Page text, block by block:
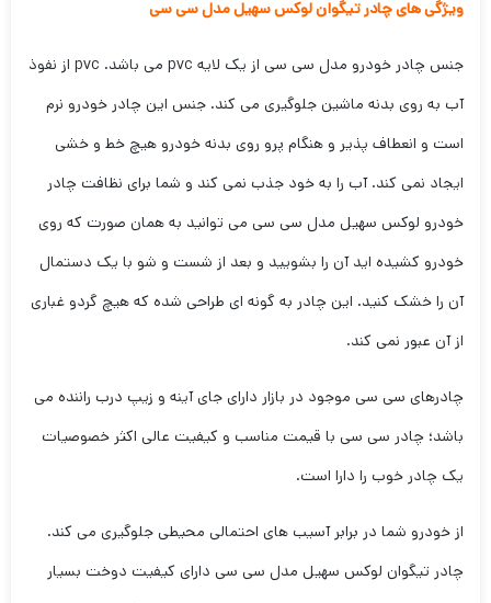
ویژگی های چادر تیگوان لوکس سهیل مدل سی سی
جنس چادر خودرو مدل سی سی از یک لایه pvc می باشد. pvc از نفوذ
آب به روی بدنه ماشین جلوگیری می کند. جنس این چادر خودرو نرم
است و انعطاف پذیر و هنگام پرو روی بدنه خودرو هیچ خط و خشی
ایجاد نمی کند. آب را به خود جذب نمی کند و شما برای نظافت چادر
خودرو لوکس سهیل مدل سی سی می توانید به همان صورت که روی
خودرو کشیده اید آن را بشویید و بعد از شست و شو با یک دستمال
آن را خشک کنید. این چادر به گونه ای طراحی شده که هیچ گردو غباری
از آن عبور نمی کند.
چادرهای سی سی موجود در بازار دارای جای آینه و زیپ درب راننده می
باشد؛ چادر سی سی با قیمت مناسب و کیفیت عالی اکثر خصوصیات
یک چادر خوب را دارا است.
از خودرو شما در برابر آسیب های احتمالی محیطی جلوگیری می کند.
چادر تیگوان لوکس سهیل مدل سی سی دارای کیفیت دوخت بسیار